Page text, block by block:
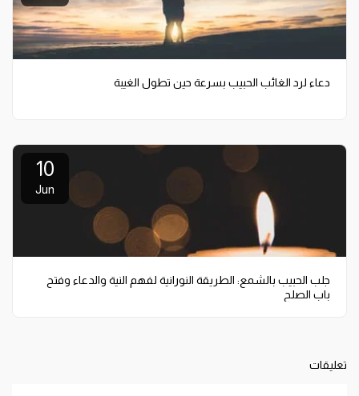
دعاء لرد الغائب الحبيب بسرعة حين تطول الغيبة
10
Jun
جلب الحبيب بالشمع: الطريقة النورانية لفهم النية والدعاء وفتح
باب الصلح
تعليقات